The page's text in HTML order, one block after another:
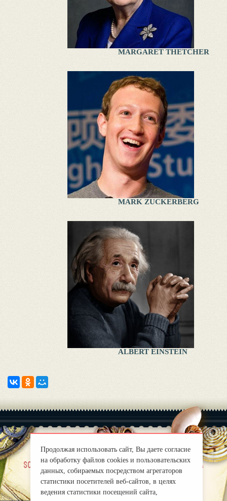
MARGARET THETCHER
MARK ZUCKERBERG
ALBERT EINSTEIN
sobre nosotros |
Правила
mirprognoz@mail.ru
Продолжая использовать сайт, Вы даете согласие
на обработку файлов cookies и пользовательских
данных, собираемых посредством агрегаторов
статистики посетителей веб-сайтов, в целях
ведения статистики посещений сайта,